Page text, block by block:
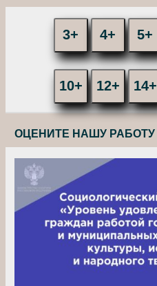
3+ 4+ 5+
10+ 12+ 14+
ОЦЕНИТЕ НАШУ РАБОТУ